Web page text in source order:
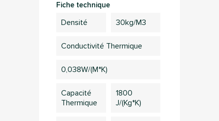
Fiche technique
Densité 30kg/m3
Conductivité Thermique
0,038W/(m*K)
Capacité
Thermique
1800
J/(kg*K)